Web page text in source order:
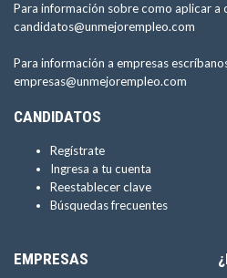
Para información sobre como aplicar a
candidatos@unmejorempleo.com
Para información a empresas
empresas@unmejorempleo.com
CANDIDATOS
Regístrate
Ingresa a tu cuenta
Reestablecer clave
Búsquedas frecuentes
EMPRESAS